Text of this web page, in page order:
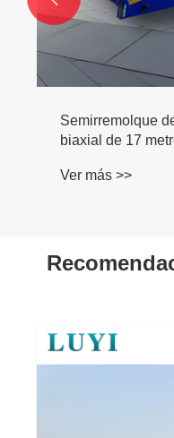
Semirremolque
biaxial de 17
Ver más >>